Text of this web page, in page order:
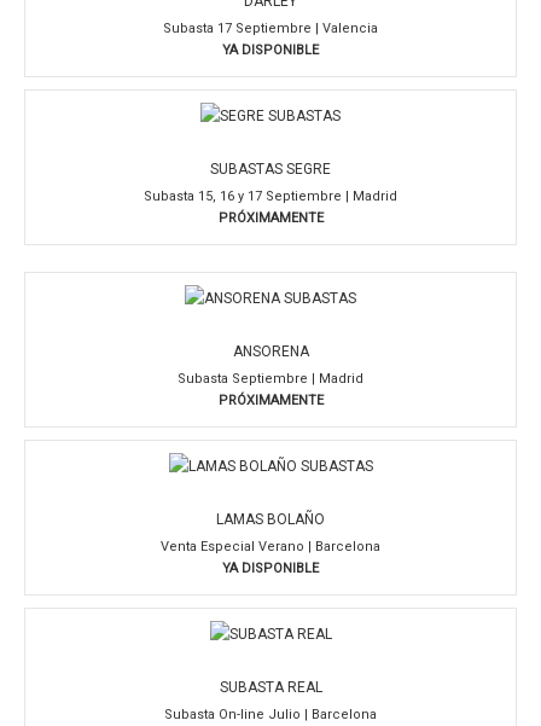
Subasta 17 Septiembre | Valencia
YA DISPONIBLE
SUBASTAS SEGRE
Subasta 15, 16 y 17 Septiembre | Madrid
PRÓXIMAMENTE
ANSORENA
Subasta Septiembre | Madrid
PRÓXIMAMENTE
LAMAS BOLAÑO
Venta Especial Verano | Barcelona
YA DISPONIBLE
SUBASTA REAL
Subasta On-line Julio | Barcelona